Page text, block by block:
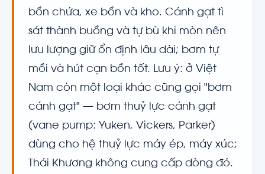
bồn chứa, xe bồn và kho. Cánh gạt tì
sát thành buồng và tự bù khi mòn nên
lưu lượng giữ ổn định lâu dài; bơm tự
mồi và hút cạn bồn tốt. Lưu ý: ở Việt
Nam còn một loại khác cũng gọi "bơm
cánh gạt" — bơm thuỷ lực cánh gạt
(vane pump: Yuken, Vickers, Parker)
dùng cho hệ thuỷ lực máy ép, máy xúc;
Thái Khương không cung cấp dòng đó.